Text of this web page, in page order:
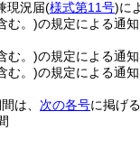
現況届(様式第11号)に
む。)の規定による通
む。)の規定による通
む。)の規定による通
は、 次の各号に掲げ